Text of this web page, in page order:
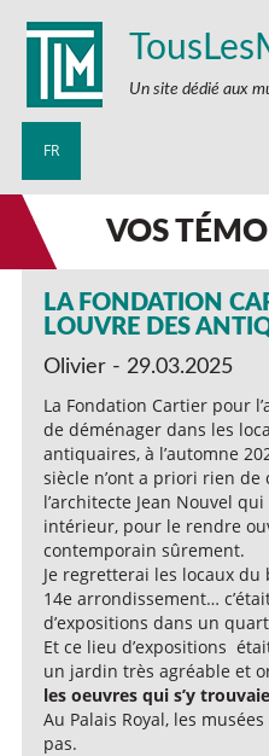
Un site dédié aux
FR
VOS
LA FONDATION
LOUVRE DES
Olivier - 29.03.2025
La Fondation Cartier pour
de déménager dans les
antiquaires, à l’automne
siècle n’ont a priori rien de
l’architecte Jean Nouvel
intérieur, pour le rendre
contemporain sûrement.
Je regretterai les locaux
14e arrondissement…
d’expositions dans un
Et ce lieu d’expositions
un jardin très agréable et
les oeuvres qui s’y
Au Palais Royal, les
pas.